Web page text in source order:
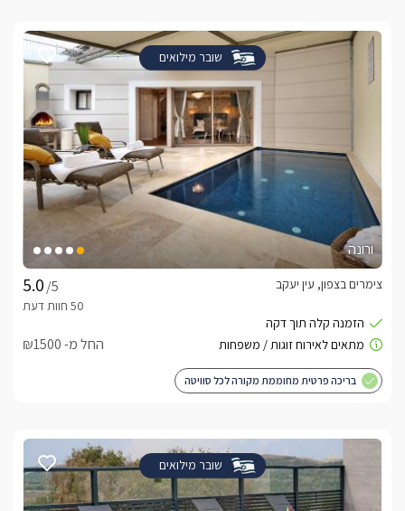
שובר מילואים
ורונה
/5
צימרים בצפון, עין יעקב
החל מ- ₪1500
בריכה פרטית מחוממת מקורה לכל סוויטה
שובר מילואים